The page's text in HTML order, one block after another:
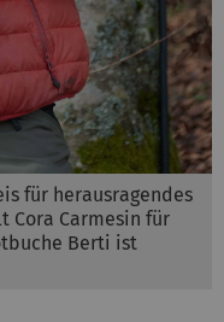
für herausragendes
Cora Carmesin für
Berti ist